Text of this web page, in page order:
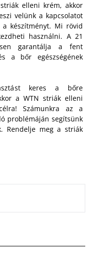
elleni krém, akkor
velünk a kapcsolatot
készítményt. Mi rövid
használni. A 21
garantálja a fent
a bőr egészségének
keres a bőre
a WTN striák elleni
Számunkra az a
problémáján segítsünk
Rendelje meg a striák